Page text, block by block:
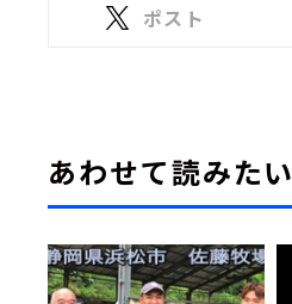
ポスト
あわせて読みたい